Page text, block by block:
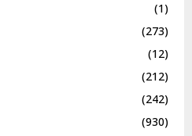
(1)
(273)
(12)
(212)
(242)
(930)